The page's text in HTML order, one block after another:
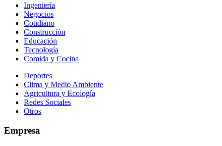
Ingeniería
Negocios
Cotidiano
Construcción
Educación
Tecnología
Comida y Cocina
Deportes
Clima y Medio Ambiente
Agricultura y Ecología
Redes Sociales
Otros
Empresa